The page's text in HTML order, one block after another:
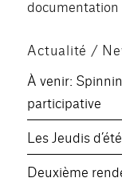
l’article
précédente :
documentation
Actualité /
À venir:
participative
Les Jeudis
Deuxième